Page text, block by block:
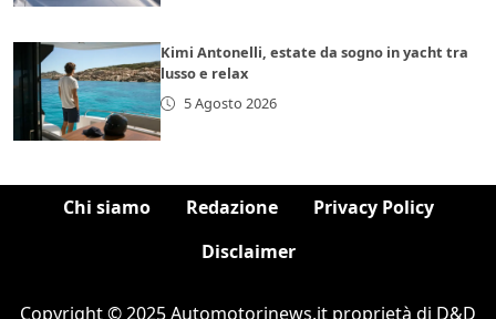
Kimi Antonelli, estate da sogno in yacht tra
lusso e relax
5 Agosto 2026
Chi siamo Redazione
Privacy Policy
Disclaimer
Copyright © 2025 Automotorinews.it proprietà di D&D